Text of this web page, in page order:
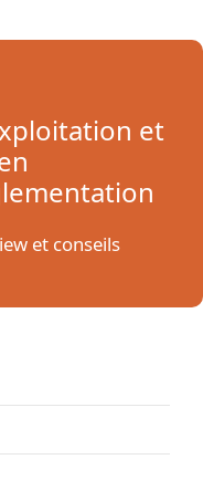
et
et conseils